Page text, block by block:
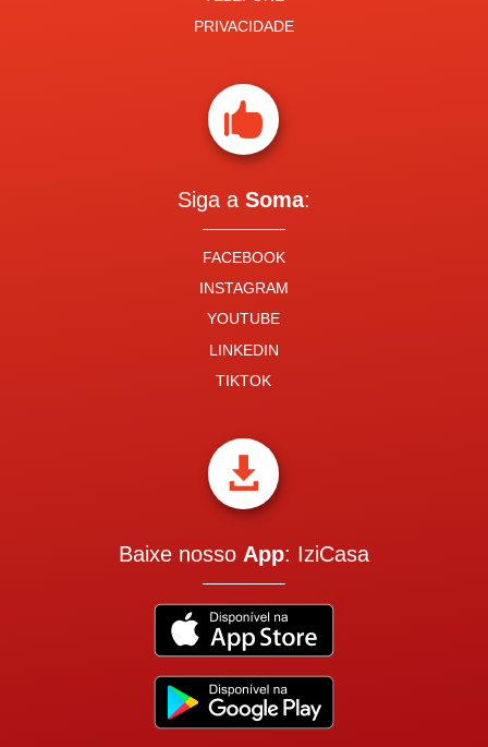
PRIVACIDADE

Siga a Soma:
FACEBOOK
INSTAGRAM
YOUTUBE
LINKEDIN
TIKTOK

Baixe nosso App: IziCasa